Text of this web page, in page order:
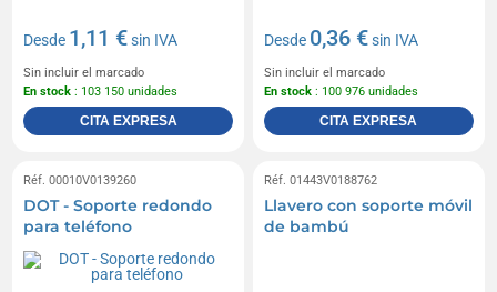
Desde 1,11 €sin IVA
Sin incluir el marcado
En stock : 103 150 unidades
CITA EXPRESA
Desde 0,36 €sin IVA
Sin incluir el marcado
En stock : 100 976 unidades
CITA EXPRESA
Réf. 00010V0139260
DOT - Soporte redondo
para teléfono
Réf. 01443V0188762
Llavero con soporte móvil
de bambú